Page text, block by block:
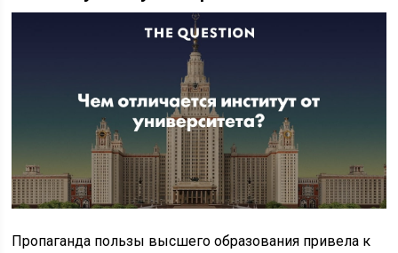
Пропаганда пользы высшего образования привела к